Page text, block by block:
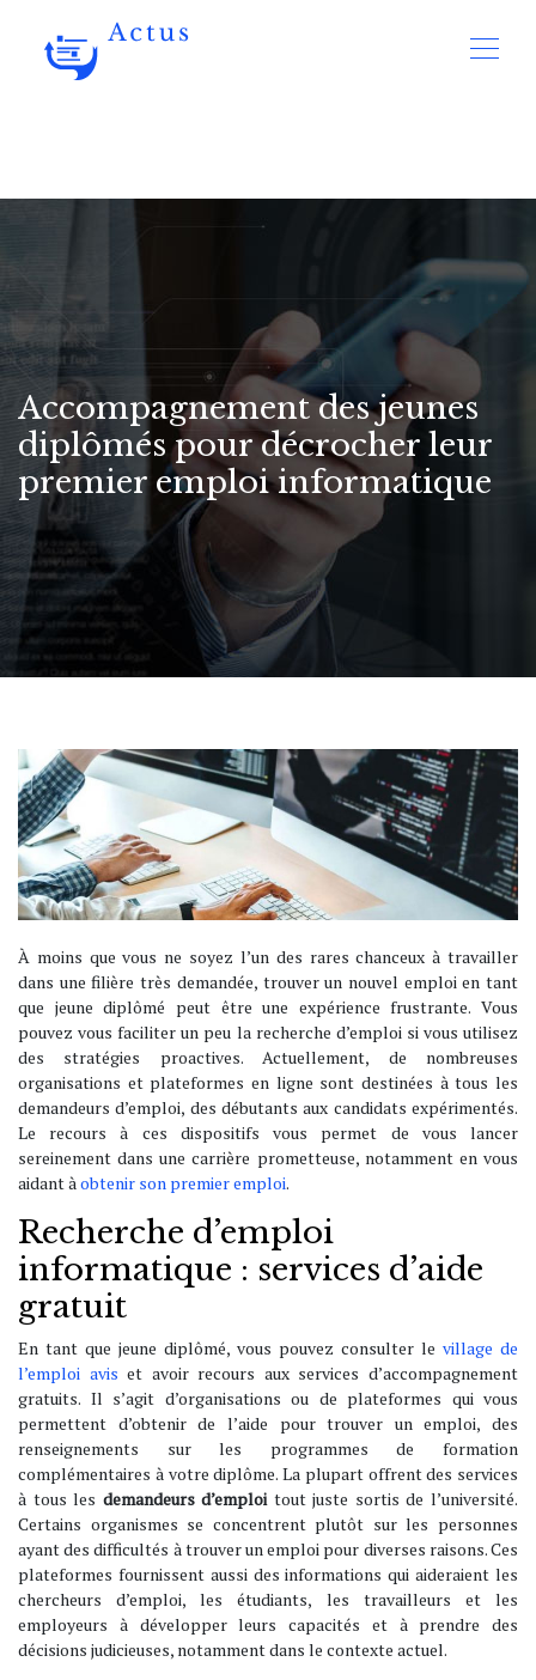
Accompagnement des jeunes
diplômés pour décrocher leur
premier emploi informatique
À moins que vous ne soyez l’un des rares chanceux à travailler
dans une filière très demandée, trouver un nouvel emploi en tant
que jeune diplômé peut être une expérience frustrante. Vous
pouvez vous faciliter un peu la recherche d’emploi si vous utilisez
des stratégies proactives. Actuellement, de nombreuses
organisations et plateformes en ligne sont destinées à tous les
demandeurs d’emploi, des débutants aux candidats expérimentés.
Le recours à ces dispositifs vous permet de vous lancer
sereinement dans une carrière prometteuse, notamment en vous
aidant à obtenir son premier emploi.
Recherche d’emploi
informatique : services d’aide
gratuit
En tant que jeune diplômé, vous pouvez consulter le village de
l’emploi avis et avoir recours aux services d’accompagnement
gratuits. Il s’agit d’organisations ou de plateformes qui vous
permettent d’obtenir de l’aide pour trouver un emploi, des
renseignements sur les programmes de formation
complémentaires à votre diplôme. La plupart offrent des services
à tous les demandeurs d’emploi tout juste sortis de l’université.
Certains organismes se concentrent plutôt sur les personnes
ayant des difficultés à trouver un emploi pour diverses raisons. Ces
plateformes fournissent aussi des informations qui aideraient les
chercheurs d’emploi, les étudiants, les travailleurs et les
employeurs à développer leurs capacités et à prendre des
décisions judicieuses, notamment dans le contexte actuel.